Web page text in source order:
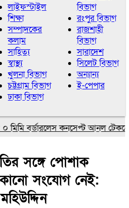
লাইফস্টাইল
শিক্ষা
সম্পাদকের
কলাম
সাহিত্য
স্বাস্থ্য
খুলনা বিভাগ
চট্টগ্রাম বিভাগ
ঢাকা বিভাগ
বিভাগ
রংপুর বিভাগ
রাজশাহী
বিভাগ
সারাদেশ
সিলেট বিভাগ
অন্যান্য
ই-পেপার
বর্ডারলেস কনসেপ্ট আনল টেকনো
সঙ্গে পোশাক
সংযোগ নেই: